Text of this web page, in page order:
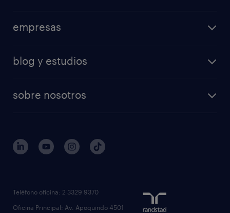
empresas
blog y estudios
sobre nosotros
Teléfono oficina: 2 3329 9370
Oficina Principal: Av. Apoquindo 4501